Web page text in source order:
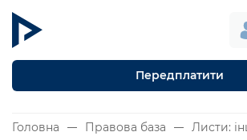
Передплатити
Головна Правова база Листи: